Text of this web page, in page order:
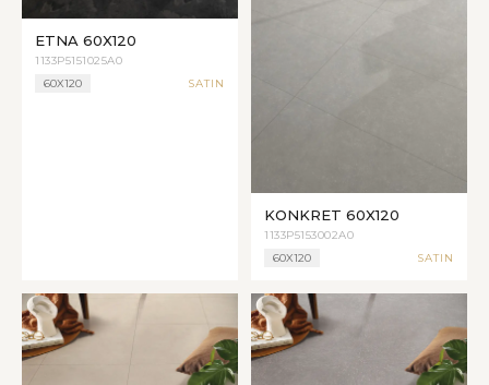
ETNA 60X120
1133P5151025A0
60X120
SATIN
KONKRET 60X120
1133P5153002A0
60X120
SATIN